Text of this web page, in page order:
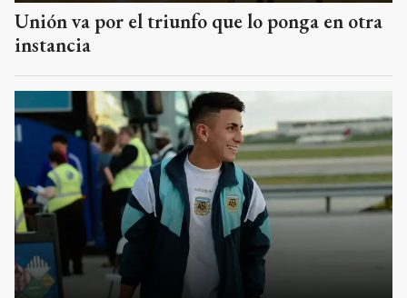
Unión va por el triunfo que lo ponga en otra
instancia